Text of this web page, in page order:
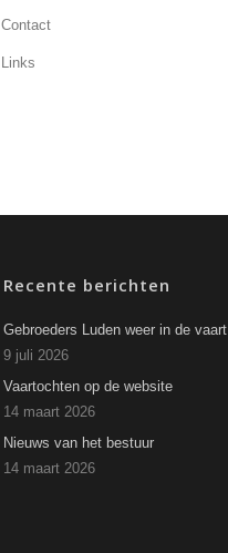
Contact
Links
Recente berichten
Gebroeders Luden weer in de vaart
9 juli 2026
Vaartochten op de website
14 maart 2026
Nieuws van het bestuur
14 maart 2026